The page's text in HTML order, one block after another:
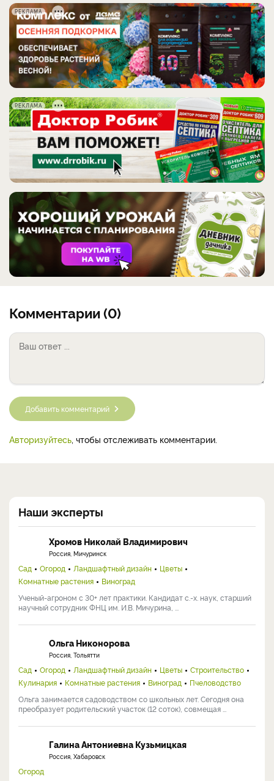
РЕКЛАМА
РЕКЛАМА
Комментарии (0)
Добавить комментарий
Авторизуйтесь, чтобы отслеживать комментарии.
Наши эксперты
Хромов Николай Владимирович
Россия, Мичуринск
Сад Огород Ландшафтный дизайн
Цветы
Комнатные растения
Виноград
Ученый-агроном с 30+ лет практики. Кандидат с.-х. наук, старший
научный сотрудник ФНЦ им. И.В. Мичурина, ...
Ольга Никонорова
Россия, Тольятти
Сад Огород Ландшафтный дизайн Цветы
Строительство
Кулинария
Комнатные растения Виноград
Пчеловодство
Ольга занимается садоводством со школьных лет. Сегодня она
преобразует родительский участок (12 соток), совмещая ...
Галина Антониевна Кузьмицкая
Россия, Хабаровск
Огород